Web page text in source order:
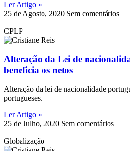
Ler Artigo »
25 de Agosto, 2020 Sem comentários
CPLP
Alteração da Lei de
beneficia os netos
Alteração da lei de nacionalidade
portugueses.
Ler Artigo »
25 de Julho, 2020 Sem comentários
Globalização